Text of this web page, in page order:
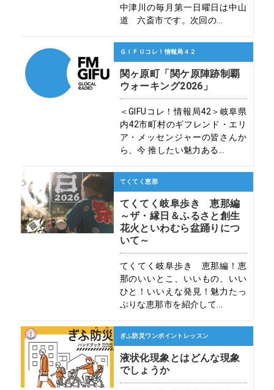
中津川の毎月第一日曜日は中山
道 六斎市です。次回の...
ＧＩＦＵコレ！情報局４２
関ヶ原町「関ケ原陣跡制覇
ウォーキング2026」
＜GIFUコレ！情報局42＞岐阜県
内42市町村のギフレンド・エリ
ア・メッセンジャーの皆さんか
ら、今 推したい魅力ある...
てくてく恵那
てくてく岐阜歩き 恵那編
～ザ・縁日＆ふるさと創生
花火といわむら盆踊りにつ
いて～
てくてく岐阜歩き 恵那編！恵
那のいいとこ、いいもの、いい
ひと！いいえな発見！魅力たっ
ぷりな恵那市を紹介して...
ぎふ防災ワンポイントレッスン
液状化現象とはどんな現象
でしょうか